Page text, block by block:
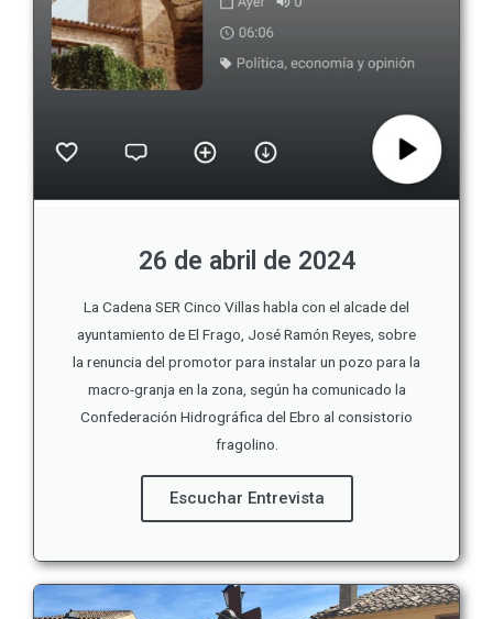
26 de abril de 2024
La Cadena SER Cinco Villas habla con el alcade del
ayuntamiento de El Frago, José Ramón Reyes, sobre
la renuncia del promotor para instalar un pozo para la
macro-granja en la zona, según ha comunicado la
Confederación Hidrográfica del Ebro al consistorio
fragolino.
Escuchar Entrevista